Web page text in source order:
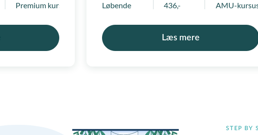
Premium kurser Løbende 436,- AMU-
Læs mere
STEP BY